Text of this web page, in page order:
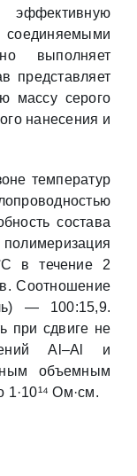
выполняет
представляет
массу серого
нанесения и
температур
состава
в течение 2
Соотношение
— 100:15,9.
при сдвиге не
Al–Al и
объемным
1·10¹⁴ Ом·см.